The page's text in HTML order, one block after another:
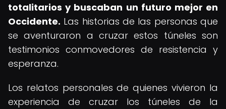
totalitarios y buscaban un futuro mejor en
Occidente. Las historias de las personas que
se aventuraron a cruzar estos túneles son
testimonios conmovedores de resistencia y
esperanza.
Los relatos personales de quienes vivieron la
experiencia de cruzar los túneles de la